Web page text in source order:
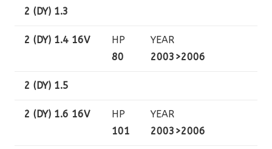
2 (DY) 1.3
2 (DY) 1.4 16V
HP
80
YEAR
2003>2006
2 (DY) 1.5
2 (DY) 1.6 16V
HP
101
YEAR
2003>2006